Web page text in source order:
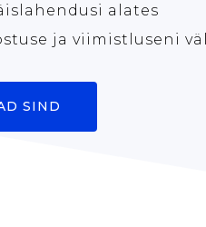
alates
ja viimistluseni
SIND